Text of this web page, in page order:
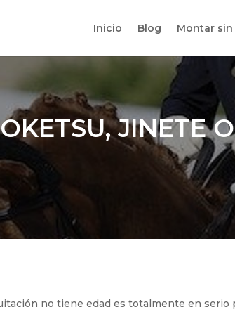
Inicio Blog Montar
JINETE
no tiene edad es totalmente en serio